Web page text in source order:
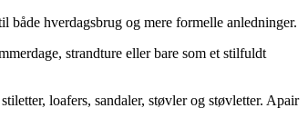
både hverdagsbrug og mere formelle anledninger.
strandture eller bare som et stilfuldt
loafers, sandaler, støvler og støvletter. Apair